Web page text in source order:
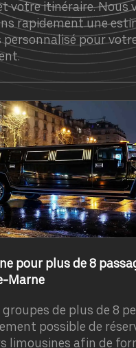
votre itinéraire. Nous
rapidement une
personnalisé pour
pour plus de 8
Marne
groupes de plus de 8
possible de
limousines afin de